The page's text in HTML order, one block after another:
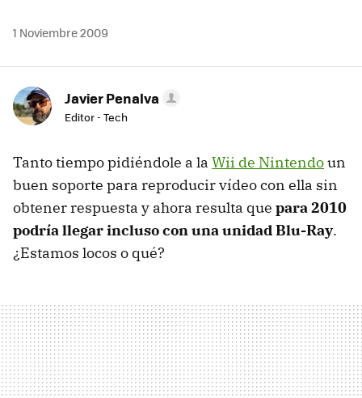
1 Noviembre 2009
Javier Penalva
Editor - Tech
Tanto tiempo pidiéndole a la Wii de Nintendoun
buen soporte para reproducir vídeo con ella sin
obtener respuesta y ahora resulta que para 2010
podría llegar incluso con una unidad Blu-Ray.
¿Estamos locos o qué?